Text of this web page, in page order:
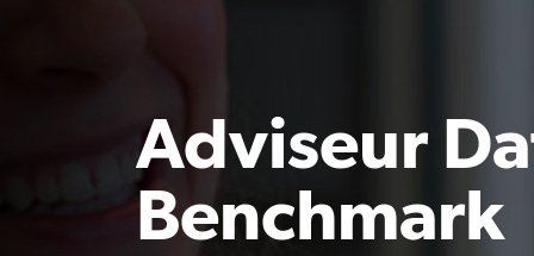
Adviseur
Benchmark